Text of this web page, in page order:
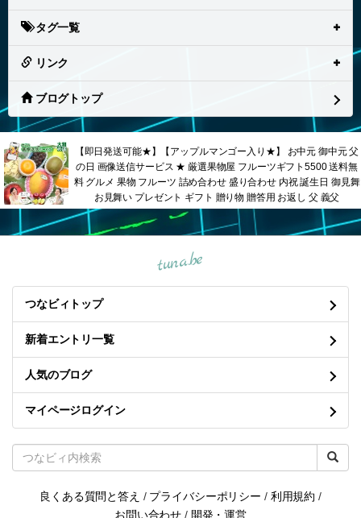
タグ一覧
リンク
ブログトップ
【即日発送可能★】【アップルマンゴー入り★】 お中元 御中元 父
の日 画像送信サービス ★ 厳選果物屋 フルーツギフト5500 送料無
料 グルメ 果物 フルーツ 詰め合わせ 盛り合わせ 内祝 誕生日 御見舞
お見舞い プレゼント ギフト 贈り物 贈答用 お返し 父 義父
tuna.be
つなビィトップ
新着エントリ一覧
人気のブログ
マイページログイン
良くある質問と答え / プライバシーポリシー / 利用規約 /
お問い合わせ / 開発・運営